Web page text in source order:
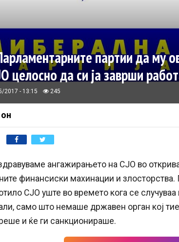
партии да му
целосно да си ја заврши
2017 - 13:15 245
ангажирањето на СЈО во
финансиски махинации и злосторства.
СЈО уште во времето кога се
само што немаше државен орган кој тие
и ќе ги санкционираше.